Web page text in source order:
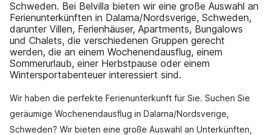
Schweden. Bei Belvilla bieten wir eine große Auswahl an
Ferienunterkünften in Dalarna/Nordsverige, Schweden,
darunter Villen, Ferienhäuser, Apartments, Bungalows
und Chalets, die verschiedenen Gruppen gerecht
werden, die an einem Wochenendausflug, einem
Sommerurlaub, einer Herbstpause oder einem
Wintersportabenteuer interessiert sind.
Wir haben die perfekte Ferienunterkunft für Sie. Suchen Sie
geräumige Wochenendausflug in Dalarna/Nordsverige,
Schweden? Wir bieten eine große Auswahl an Unterkünften,